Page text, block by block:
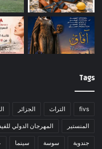
Tags
fivs التراث الجزائر
المنستير المهرجان الدولي
جندوبة سوسة سينما